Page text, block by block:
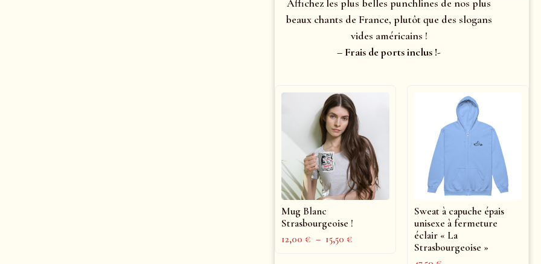
Affichez les plus belles punchlines de nos plus
beaux chants de France, plutôt que des slogans
vides américains !
– Frais de ports inclus !-
Mug Blanc
Strasbourgeoise !
12,00€ – 15,50€
Sweat à capuche épais
unisexe à fermeture
éclair « La
Strasbourgeoise »